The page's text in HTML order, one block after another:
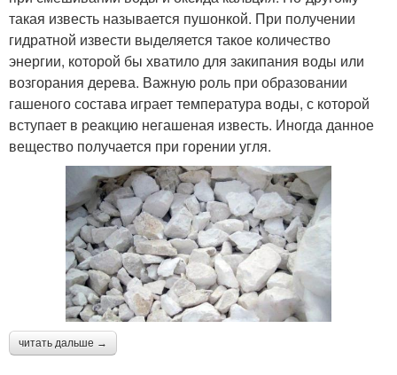
такая известь называется пушонкой. При получении
гидратной извести выделяется такое количество
энергии, которой бы хватило для закипания воды или
возгорания дерева. Важную роль при образовании
гашеного состава играет температура воды, с которой
вступает в реакцию негашеная известь. Иногда данное
вещество получается при горении угля.
читать дальше →